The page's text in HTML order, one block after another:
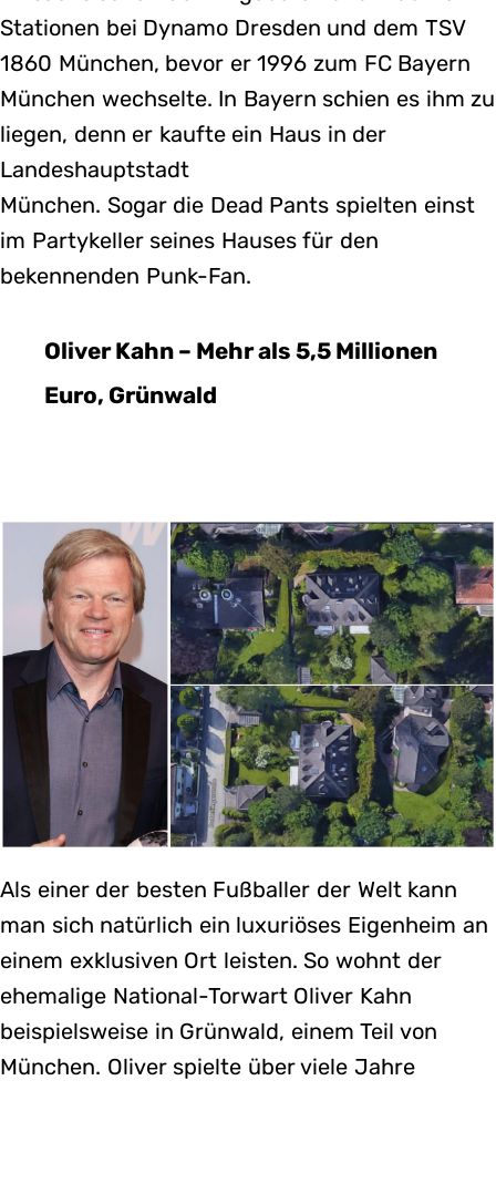
Stationen bei Dynamo Dresden und dem TSV
1860 München, bevor er 1996 zum FC Bayern
München wechselte. In Bayern schien es ihm zu
liegen, denn er kaufte ein Haus in der
Landeshauptstadt
München. Sogar die Dead Pants spielten einst
im Partykeller seines Hauses für den
bekennenden Punk-Fan.
Oliver Kahn – Mehr als 5,5 Millionen
Euro, Grünwald
Als einer der besten Fußballer der Welt kann
man sich natürlich ein luxuriöses Eigenheim an
einem exklusiven Ort leisten. So wohnt der
ehemalige National-Torwart Oliver Kahn
beispielsweise in Grünwald, einem Teil von
München. Oliver spielte über viele Jahre